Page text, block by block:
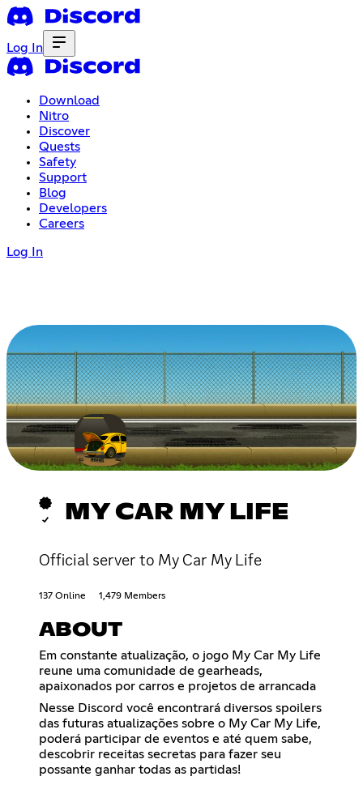
Log In
Download
Nitro
Discover
Quests
Safety
Support
Blog
Developers
Careers
Log In
MY CAR MY LIFE
Official server to My Car My Life
137 Online 1,479 Members
ABOUT
Em constante atualização, o jogo My Car My Life
reune uma comunidade de gearheads,
apaixonados por carros e projetos de arrancada
Nesse Discord você encontrará diversos spoilers
das futuras atualizações sobre o My Car My Life,
poderá participar de eventos e até quem sabe,
descobrir receitas secretas para fazer seu
possante ganhar todas as partidas!